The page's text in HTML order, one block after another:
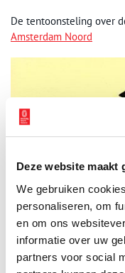
Deze website maakt
We gebruiken
personaliseren, om
en om ons
informatie over uw
partners voor social
De tentoonsteling over
Amsterdam Noord